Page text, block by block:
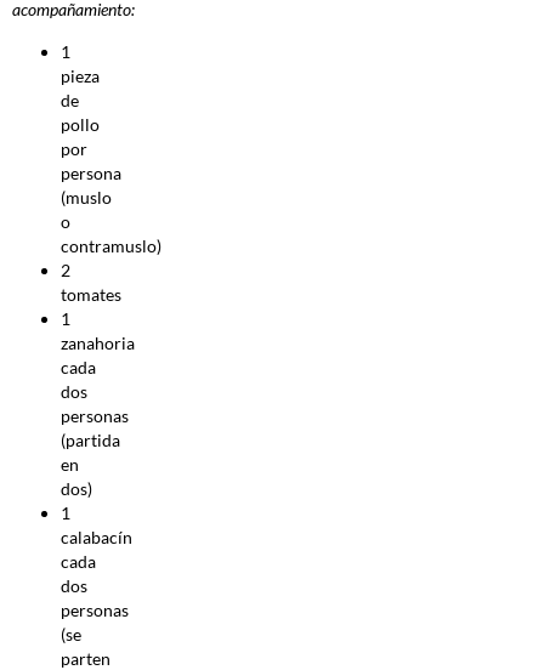
acompañamiento:
1
pieza
de
pollo
por
persona
(muslo
o
contramuslo)
2
tomates
1
zanahoria
cada
dos
personas
(partida
en
dos)
1
calabacín
cada
dos
personas
(se
parten